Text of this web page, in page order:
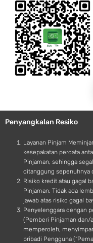
Penyangkalan Resiko
Layanan Pinjam
kesepakatan perdata
Pinjaman, sehingga
ditanggung sepenuhnya
Risiko kredit atau gagal
Pinjaman. Tidak ada
jawab atas risiko gagal
Penyelenggara dengan
(Pemberi Pinjaman dan/
memperoleh,
pribadi Pengguna